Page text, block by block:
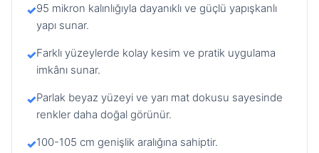
✓95 mikron kalınlığıyla dayanıklı ve güçlü yapışkanlı
yapı sunar.
✓Farklı yüzeylerde kolay kesim ve pratik uygulama
imkânı sunar.
✓Parlak beyaz yüzeyi ve yarı mat dokusu sayesinde
renkler daha doğal görünür.
✓100-105 cm genişlik aralığına sahiptir.